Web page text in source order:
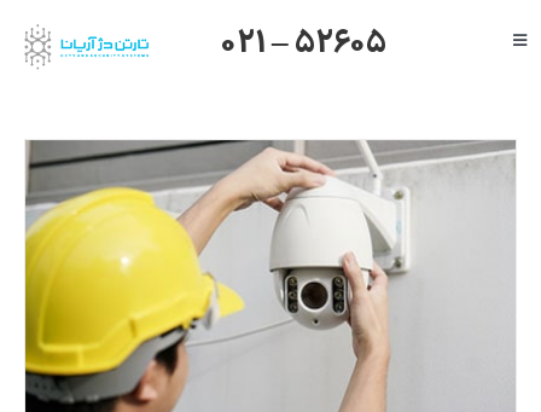
to
Toggle
گرنداستریم
021 – 52605